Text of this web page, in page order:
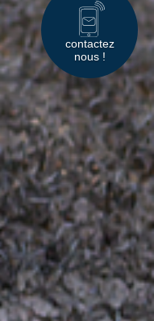
contactez
nous !